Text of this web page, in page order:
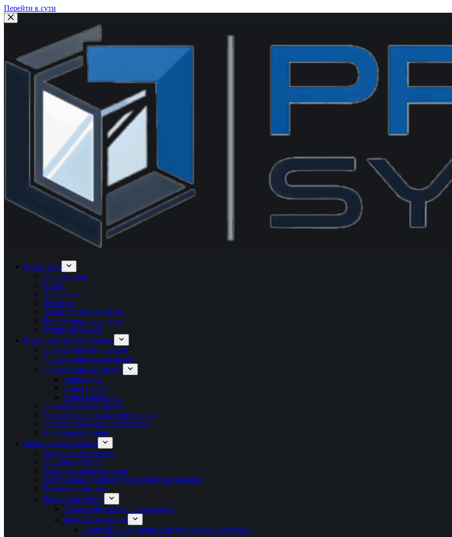
Перейти к сути
Фурнитура
Уплотнители
Петли
Доводчики
Фитинги
Замки и ответные части
Коннекторы для стекла
Ручки для дверей
Фурнитура по назначению
Для маятниковых дверей
Для стеклянных козырьков
Для стеклянных дверей
Серия Аура
Серия Дельта
Серия Гармоника
Для раздвижных дверей
Для сантехнических перегородок
Для стационарных перегородок
Для душевых кабин
Профильные системы
Гардеробная система
Душевые кабины
Информационные рамки
Интерьерные двери в телескопической коробке
Каркасная система
Корпусная мебель
Столешницы и стеновые панели
Мебельные фасады
Серия MF — профили с интегрированной ручкой